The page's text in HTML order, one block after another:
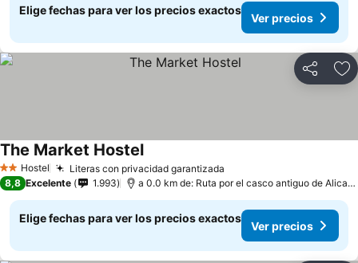
Elige fechas para ver los precios exactos
Ver precios
Compartir
2 Estrellas
Hostel Literas con privacidad garantizada
The Market HostelVer precios
8,8 Excelente 1.993 a 0.0 km de: Ruta por el casco antiguo de
Elige fechas para ver los precios exactos
Ver precios